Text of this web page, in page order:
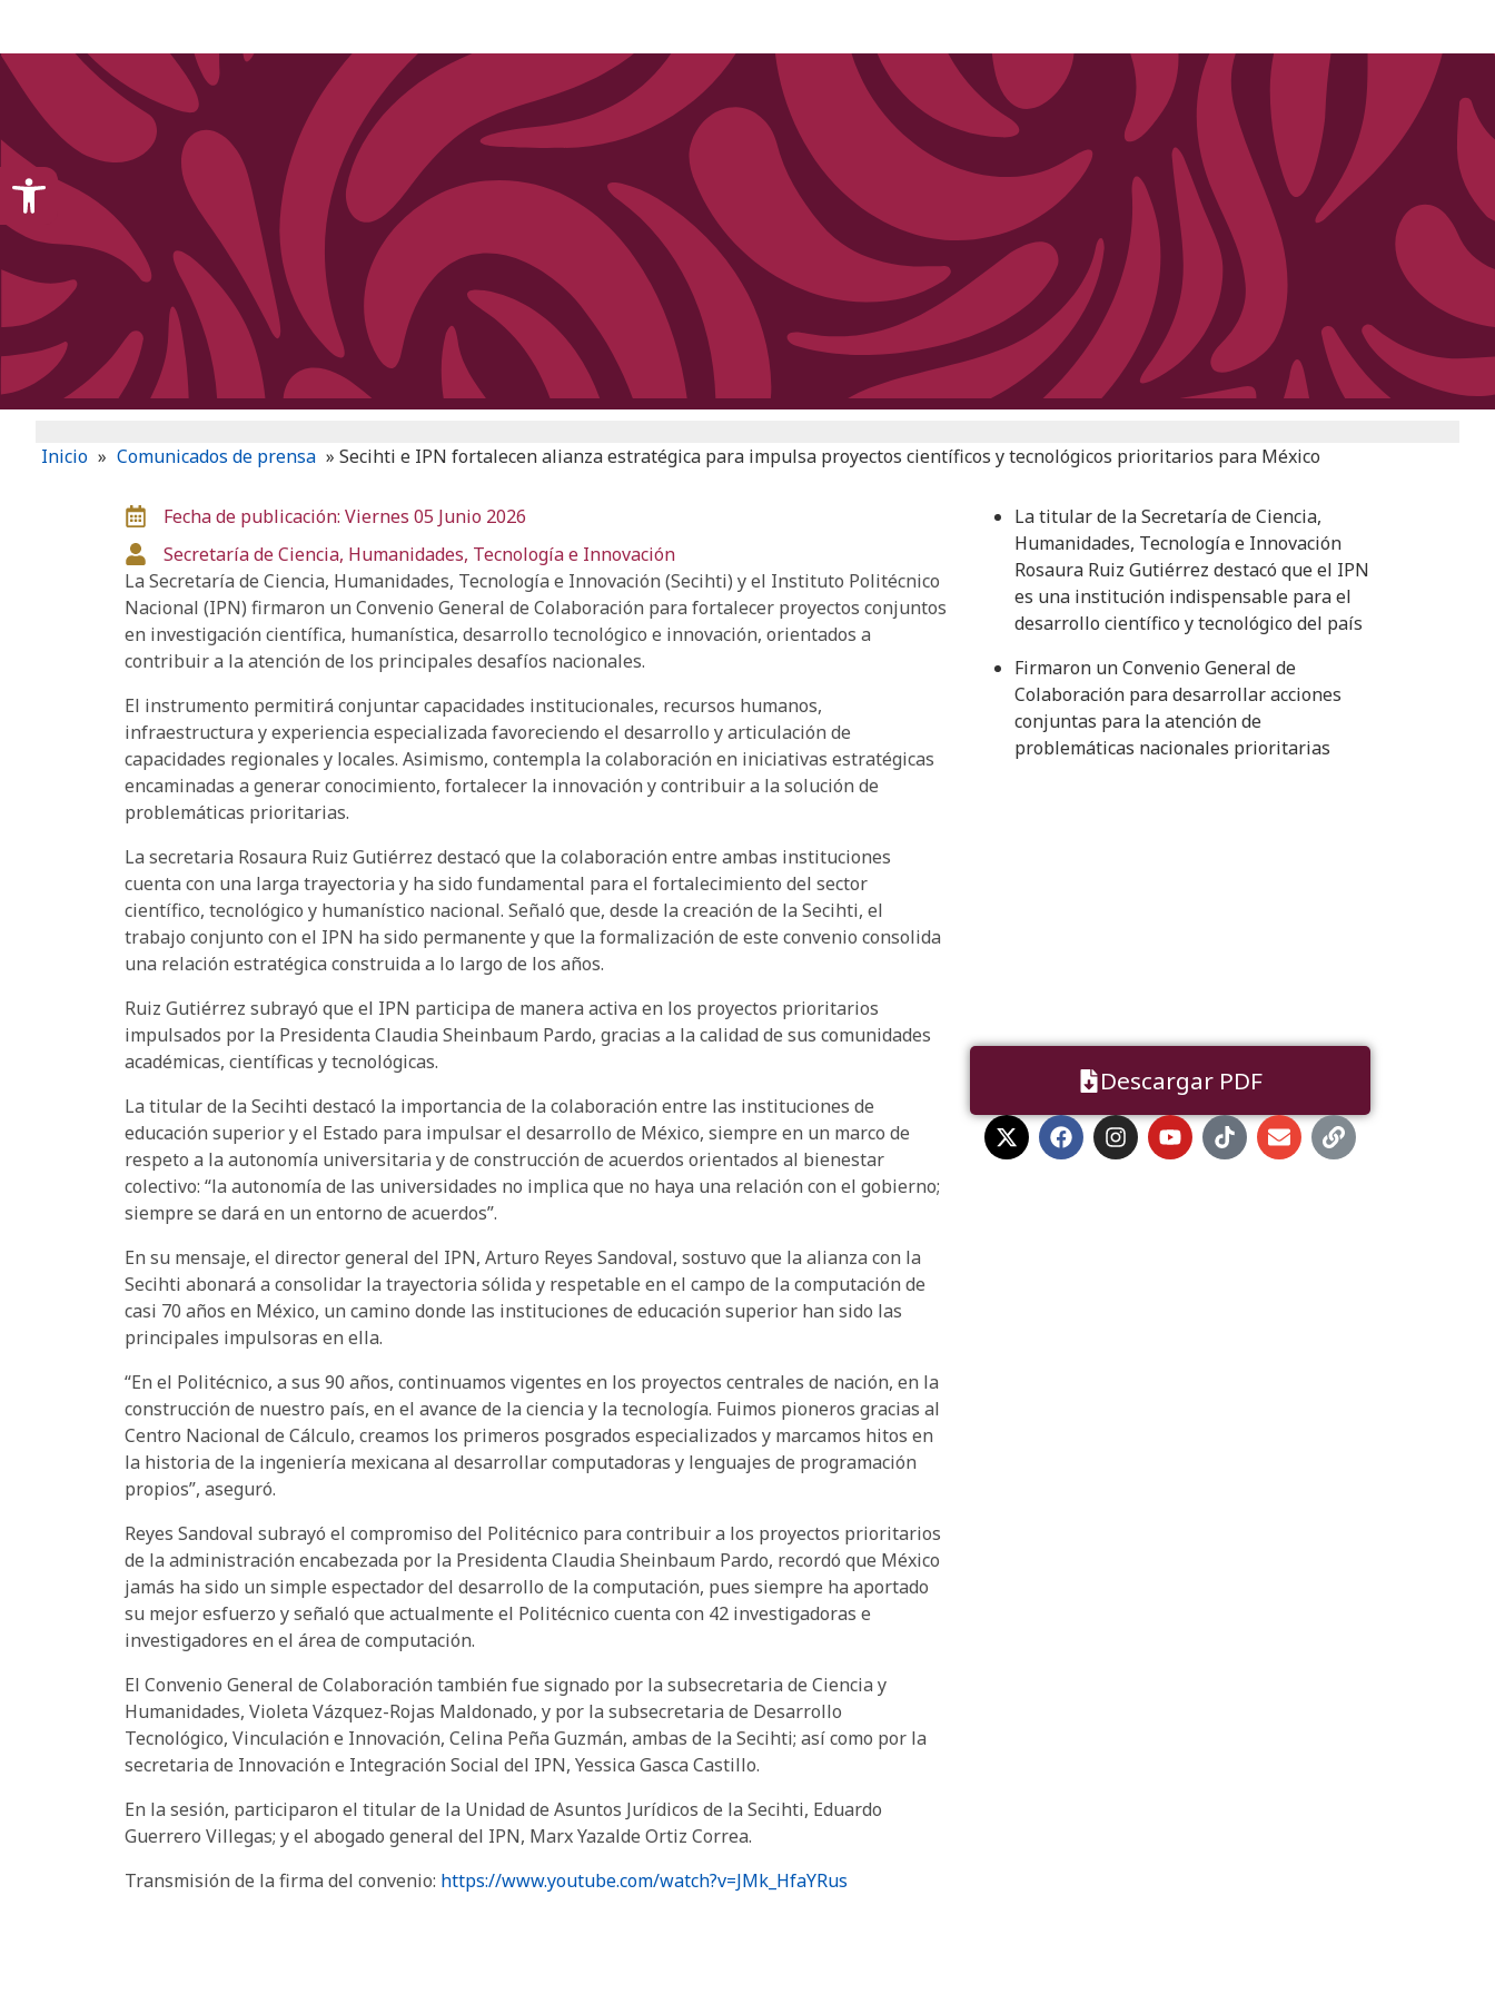
Inicio » Comunicados de prensa » Secihti e IPN fortalecen alianza estratégica para impulsa proyectos científicos y tecnológicos prioritarios para México
Fecha de publicación: Viernes 05 Junio 2026
Secretaría de Ciencia, Humanidades, Tecnología e Innovación
La Secretaría de Ciencia, Humanidades, Tecnología e Innovación (Secihti) y el Instituto Politécnico
Nacional (IPN) firmaron un Convenio General de Colaboración para fortalecer proyectos conjuntos
en investigación científica, humanística, desarrollo tecnológico e innovación, orientados a
contribuir a la atención de los principales desafíos nacionales.
El instrumento permitirá conjuntar capacidades institucionales, recursos humanos,
infraestructura y experiencia especializada favoreciendo el desarrollo y articulación de
capacidades regionales y locales. Asimismo, contempla la colaboración en iniciativas estratégicas
encaminadas a generar conocimiento, fortalecer la innovación y contribuir a la solución de
problemáticas prioritarias.
La secretaria Rosaura Ruiz Gutiérrez destacó que la colaboración entre ambas instituciones
cuenta con una larga trayectoria y ha sido fundamental para el fortalecimiento del sector
científico, tecnológico y humanístico nacional. Señaló que, desde la creación de la Secihti, el
trabajo conjunto con el IPN ha sido permanente y que la formalización de este convenio consolida
una relación estratégica construida a lo largo de los años.
Ruiz Gutiérrez subrayó que el IPN participa de manera activa en los proyectos prioritarios
impulsados por la Presidenta Claudia Sheinbaum Pardo, gracias a la calidad de sus comunidades
académicas, científicas y tecnológicas.
La titular de la Secihti destacó la importancia de la colaboración entre las instituciones de
educación superior y el Estado para impulsar el desarrollo de México, siempre en un marco de
respeto a la autonomía universitaria y de construcción de acuerdos orientados al bienestar
colectivo: “la autonomía de las universidades no implica que no haya una relación con el gobierno;
siempre se dará en un entorno de acuerdos”.
En su mensaje, el director general del IPN, Arturo Reyes Sandoval, sostuvo que la alianza con la
Secihti abonará a consolidar la trayectoria sólida y respetable en el campo de la computación de
casi 70 años en México, un camino donde las instituciones de educación superior han sido las
principales impulsoras en ella.
“En el Politécnico, a sus 90 años, continuamos vigentes en los proyectos centrales de nación, en la
construcción de nuestro país, en el avance de la ciencia y la tecnología. Fuimos pioneros gracias al
Centro Nacional de Cálculo, creamos los primeros posgrados especializados y marcamos hitos en
la historia de la ingeniería mexicana al desarrollar computadoras y lenguajes de programación
propios”, aseguró.
Reyes Sandoval subrayó el compromiso del Politécnico para contribuir a los proyectos prioritarios
de la administración encabezada por la Presidenta Claudia Sheinbaum Pardo, recordó que México
jamás ha sido un simple espectador del desarrollo de la computación, pues siempre ha aportado
su mejor esfuerzo y señaló que actualmente el Politécnico cuenta con 42 investigadoras e
investigadores en el área de computación.
El Convenio General de Colaboración también fue signado por la subsecretaria de Ciencia y
Humanidades, Violeta Vázquez-Rojas Maldonado, y por la subsecretaria de Desarrollo
Tecnológico, Vinculación e Innovación, Celina Peña Guzmán, ambas de la Secihti; así como por la
secretaria de Innovación e Integración Social del IPN, Yessica Gasca Castillo.
En la sesión, participaron el titular de la Unidad de Asuntos Jurídicos de la Secihti, Eduardo
Guerrero Villegas; y el abogado general del IPN, Marx Yazalde Ortiz Correa.
Transmisión de la firma del convenio: https://www.youtube.com/watch?v=JMk_HfaYRus
La titular de la Secretaría de Ciencia,
Humanidades, Tecnología e Innovación
Rosaura Ruiz Gutiérrez destacó que el IPN
es una institución indispensable para el
desarrollo científico y tecnológico del país
Firmaron un Convenio General de
Colaboración para desarrollar acciones
conjuntas para la atención de
problemáticas nacionales prioritarias
Descargar PDF
Open toolbar